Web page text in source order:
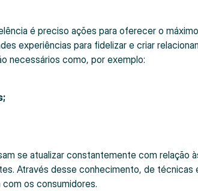
é preciso ações para oferecer o
experiências para fidelizar e criar
necessários como, por exemplo:
se atualizar constantemente com relação
Através desse conhecimento, de técnicas
os consumidores.